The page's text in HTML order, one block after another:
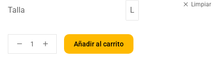
Talla L
Limpiar
Añadir al carrito